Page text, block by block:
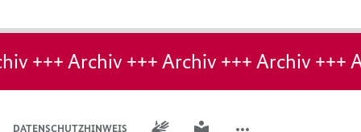
+++ Archiv +++ Archiv +++ Archiv
DATENSCHUTZHINWEIS GEBÄRDENSPRACHE
LEICHTE SPRACHE